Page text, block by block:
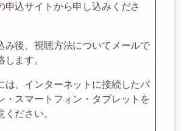
申込サイトから申し込みくださ
み後、視聴方法についてメールで
します。
は、インターネットに接続したパ
・スマートフォン・タブレットを
ください。